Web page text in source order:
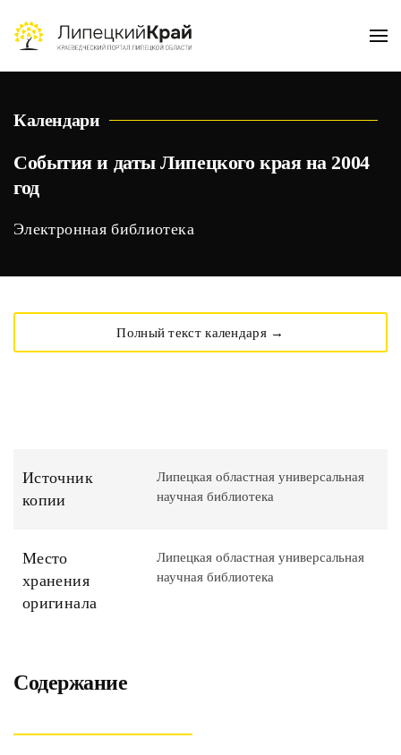
Skip to main content
Календари
События и даты Липецкого края на 2004
год
Электронная библиотека
Полный текст календаря →
Источник
копии
Липецкая областная универсальная
научная библиотека
Место
хранения
оригинала
Липецкая областная универсальная
научная библиотека
Содержание